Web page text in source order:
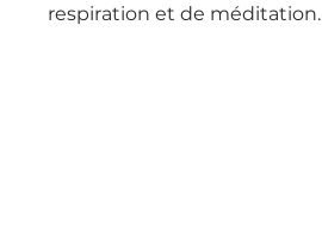
respiration et de méditation.